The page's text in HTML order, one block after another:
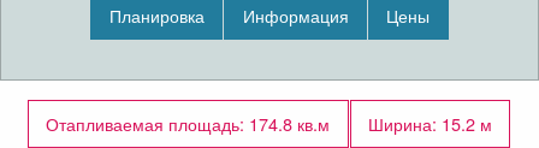
Планировка Информация Цены
Отапливаемая площадь: 174.8 кв.м
Ширина: 15.2 м